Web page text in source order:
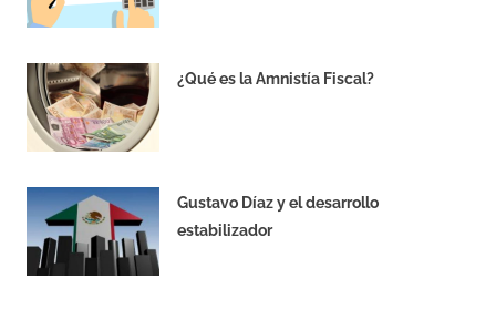
¿Qué es la Amnistía Fiscal?
Gustavo Díaz y el desarrollo
estabilizador